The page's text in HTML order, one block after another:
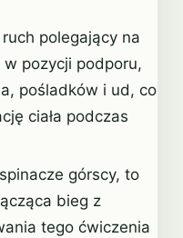
polegający na
pozycji podporu,
pośladków i ud, co
ciała podczas
górscy, to
bieg z
tego ćwiczenia